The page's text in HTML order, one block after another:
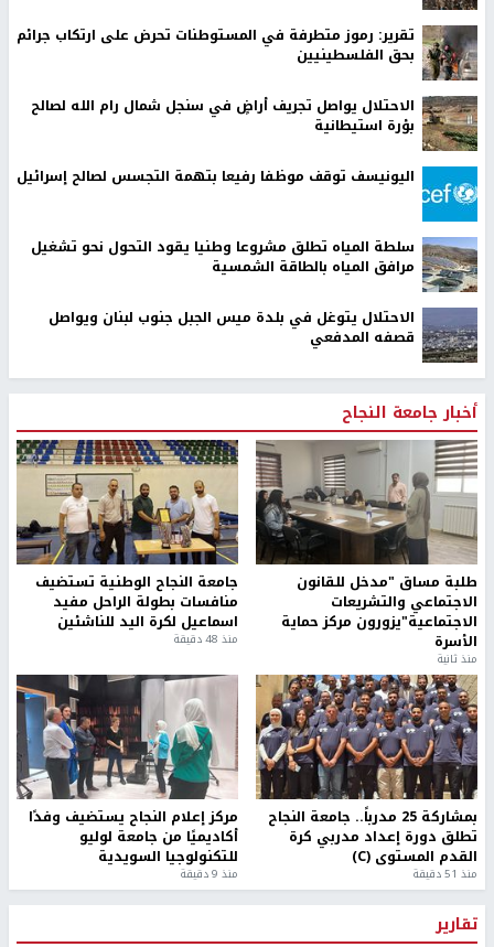
تقرير: رموز متطرفة في المستوطنات تحرض على ارتكاب جرائم
بحق الفلسطينيين
الاحتلال يواصل تجريف أراضٍ في سنجل شمال رام الله لصالح
بؤرة استيطانية
اليونيسف توقف موظفا رفيعا بتهمة التجسس لصالح إسرائيل
سلطة المياه تطلق مشروعا وطنيا يقود التحول نحو تشغيل
مرافق المياه بالطاقة الشمسية
الاحتلال يتوغل في بلدة ميس الجبل جنوب لبنان ويواصل
قصفه المدفعي
أخبار جامعة النجاح
طلبة مساق "مدخل للقانون
الاجتماعي والتشريعات
الاجتماعية"يزورون مركز حماية
الأسرة
منذ ثانية
جامعة النجاح الوطنية تستضيف
منافسات بطولة الراحل مفيد
اسماعيل لكرة اليد للناشئين
منذ 48 دقيقة
بمشاركة 25 مدرباً.. جامعة النجاح
تطلق دورة إعداد مدربي كرة
القدم المستوى (C)
منذ 51 دقيقة
مركز إعلام النجاح يستضيف وفدًا
أكاديميًا من جامعة لوليو
للتكنولوجيا السويدية
منذ 9 دقيقة
تقارير